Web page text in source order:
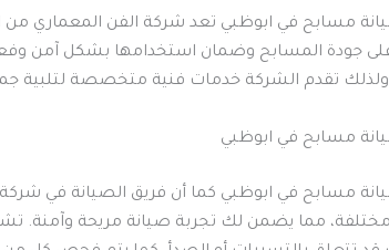
مسابح في ابوظبي تعد شركة الفن المعماري من
جودة المسابح وضمان استخدامها بشكل آمن
ولذلك تقدم الشركة خدمات فنية متخصصة لتلبية
مسابح في ابوظبي
مسابح في ابوظبي كما أن فريق الصيانة في شركة
مما يضمن لك تجربة صيانة مريحة وآمنة.